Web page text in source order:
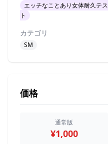
エッチなことあり女体耐久テス
ト
カテゴリ
SM
価格
通常版
¥1,000